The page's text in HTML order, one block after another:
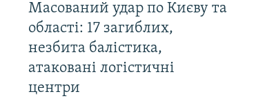
Масований удар по Києву та
області: 17 загиблих,
незбита балістика,
атаковані логістичні
центри